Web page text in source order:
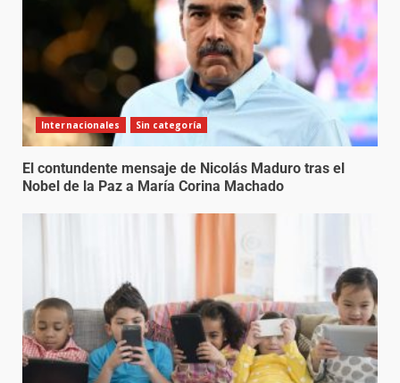
Internacionales Sin categoría
El contundente mensaje de Nicolás Maduro tras el
Nobel de la Paz a María Corina Machado